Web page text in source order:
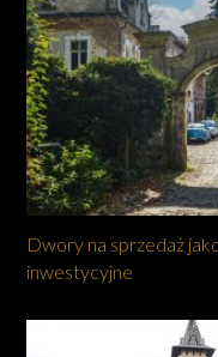
Dwory na sprzedaż
inwestycyjne